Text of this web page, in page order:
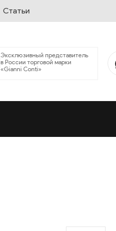
Статьи
Эксклюзивный представитель
в России торговой марки
«Gianni Conti»